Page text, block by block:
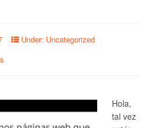
Under: Uncategorized
Hola,
tal vez